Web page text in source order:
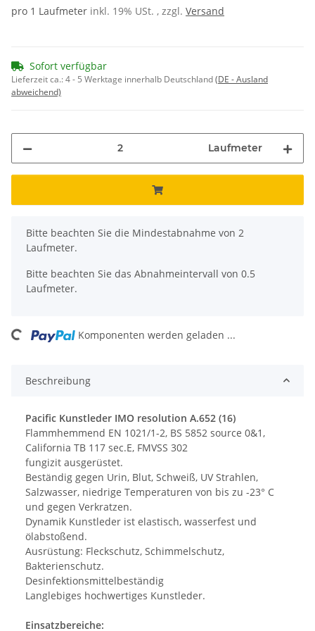
pro 1 Laufmeter inkl. 19% USt. , zzgl. Versand
Sofort verfügbar
Lieferzeit ca.:4 - 5 Werktage innerhalb Deutschland(DE - Ausland
abweichend)
Laufmeter
x
Bitte beachten Sie die Mindestabnahme von 2
Laufmeter.
Bitte beachten Sie das Abnahmeintervall von 0.5
Laufmeter.
Komponenten werden geladen ...
Beschreibung
Pacific Kunstleder IMO resolution A.652 (16)
Flammhemmend EN 1021/1-2, BS 5852 source 0&1,
California TB 117 sec.E, FMVSS 302
fungizit ausgerüstet.
Beständig gegen Urin, Blut, Schweiß, UV Strahlen,
Salzwasser, niedrige Temperaturen von bis zu -23° C
und gegen Verkratzen.
Dynamik Kunstleder ist elastisch, wasserfest und
ölabstoßend.
Ausrüstung: Fleckschutz, Schimmelschutz,
Bakterienschutz.
Desinfektionsmittelbeständig
Langlebiges hochwertiges Kunstleder.
Einsatzbereiche: